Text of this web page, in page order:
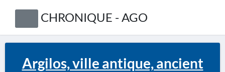
CHRONIQUE - AGO
Argilos, ville antique, ancient